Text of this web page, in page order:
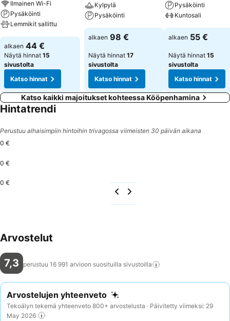
huoneita ja tupakointihuoneita. Liikunta ja ajanviete: Urheilu- ja
viihdetarjonta mahdollistaa monipuolisen vapaa-ajan vieton.
Kauniista ilmasta asiakkaat voivat nauttia myös terassilla. Liikunta-
ja hyvinvointipalvelut, kuten pyöräily/maastopyöräily,
kuntosaliharjoittelu ja biljardi, pitävät huolen hyvästä olosta.
Ravintolapalvelut: Ravintola-alue käsittää ravintolan ja baarin.
Päivittäin tarjoillaan mannermainen aamiaisbuffet ja lounas.
Erikoisruokavalioista saatavilla on dieettiannos. Lisäksi saatavilla on
erityisiä ateriapalveluja ja naposteltavia.
Ilmainen Wi-Fi
Pysäköinti
Lemmikit sallittu
alkaen 44 €
Näytä hinnat 15
sivustolta
Katso hinnat
Kylpylä
Pysäköinti
alkaen 98 €
Näytä hinnat 17
sivustolta
Katso hinnat
Pysäköinti
Kuntosali
alkaen 55 €
Näytä hinnat 15
sivustolta
Katso hinnat
Katso kaikki majoitukset kohteessa Kööpenhamina
Hintatrendi
Perustuu alhaisimpiin hintoihin trivagossa viimeisten 30 päivän aikana
0 €
0 €
0 €
Arvostelut
7,3 perustuu 16 991 arvioon suosituilla sivustoilla
Arvostelujen yhteenveto
Tekoälyn tekemä yhteenveto 800+ arvostelusta · Päivitetty viimeksi: 29
May 2026